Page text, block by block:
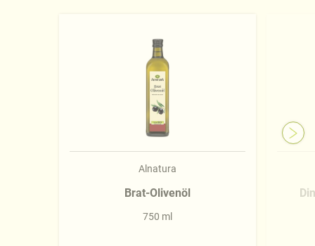
Alnatura
Brat-Olivenöl
750 ml